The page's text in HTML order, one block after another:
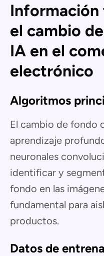
Información
el cambio
IA en el
electrónico
Algoritmos
El cambio de fondo
aprendizaje
neuronales
identificar y
fondo en las
fundamental para
productos.
Datos de